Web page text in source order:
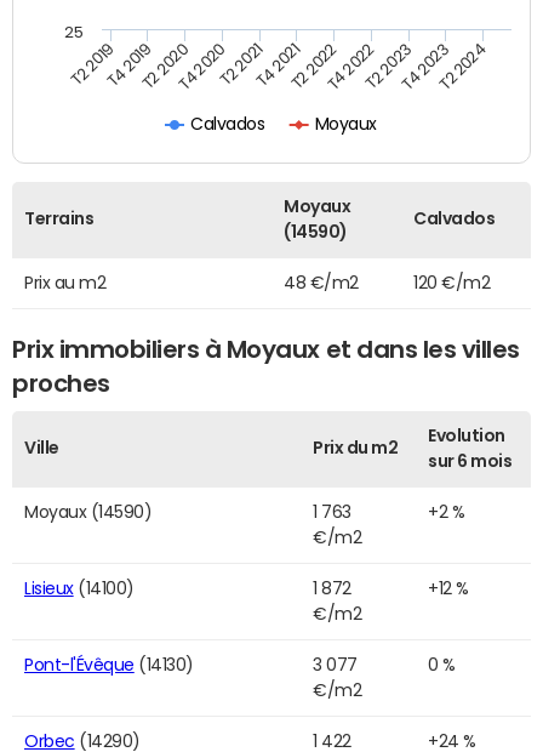
Calvados Moyaux
T2 2019T4 2019T2 2020T4 2020T2 2021T4 2021T2 2022T4 2022T2 2023T4 2023T2 2024
25
Terrains
Moyaux
(14590)
Calvados
Prix au m2 48 €/m2 120 €/m2
Prix immobiliers à Moyaux et dans les villes
proches
Ville Prix du m2
Evolution
sur 6 mois
Moyaux (14590)
1 763
€/m2
+2 %
Lisieux(14100)
1 872
€/m2
+12 %
Pont-l'Évêque (14130)
3 077
€/m2
0 %
Orbec (14290)
1 422
+24 %